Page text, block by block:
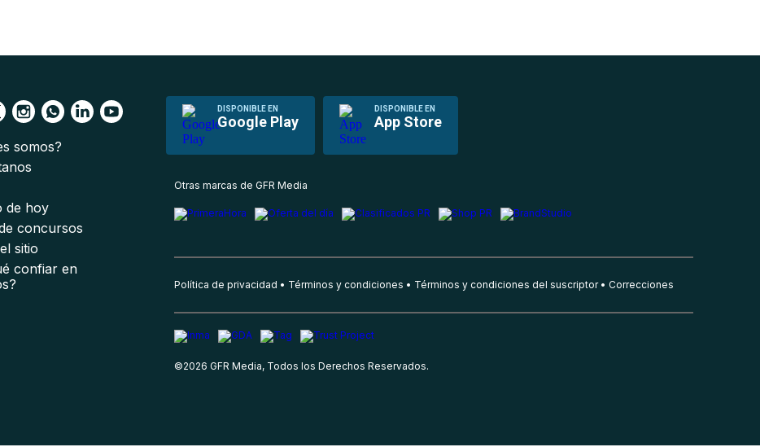
DISPONIBLE EN
Google Play
DISPONIBLE EN
App Store
somos?
de hoy
concursos
sitio
confiar en
Otras marcas de GFR Media
Política de privacidad Términos y condiciones Términos y condiciones del suscriptor Correcciones
©2026 GFR Media, Todos los Derechos Reservados.